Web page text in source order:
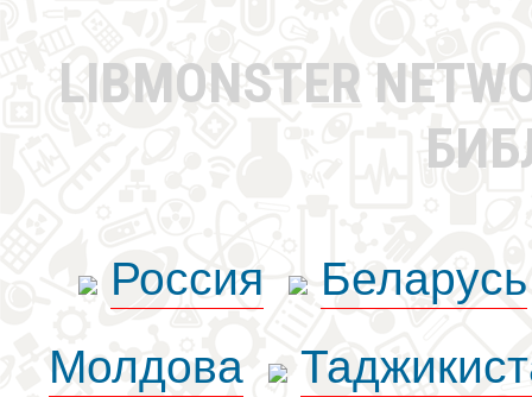
LIBMONSTER
Россия
Беларусь
Молдова